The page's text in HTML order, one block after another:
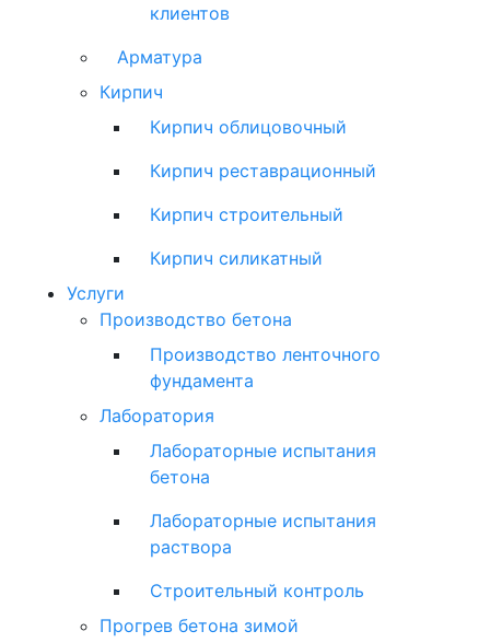
клиентов
Арматура
Кирпич
Кирпич облицовочный
Кирпич реставрационный
Кирпич строительный
Кирпич силикатный
Услуги
Производство бетона
Производство ленточного
фундамента
Лаборатория
Лабораторные испытания
бетона
Лабораторные испытания
раствора
Строительный контроль
Прогрев бетона зимой